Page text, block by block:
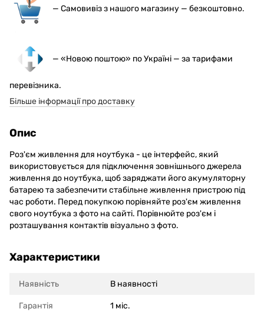
— Самовивіз з нашого магазину — безкоштовно.
— «Новою поштою» по Україні — за тарифами
перевізника.
Більше інформації про доставку
Опис
Роз'єм живлення для ноутбука - це інтерфейс, який
використовується для підключення зовнішнього джерела
живлення до ноутбука, щоб заряджати його акумуляторну
батарею та забезпечити стабільне живлення пристрою під
час роботи. Перед покупкою порівняйте роз'єм живлення
свого ноутбука з фото на сайті. Порівнюйте роз'єм і
розташування контактів візуально з фото.
Характеристики
Наявність В наявності
Гарантія 1 міс.